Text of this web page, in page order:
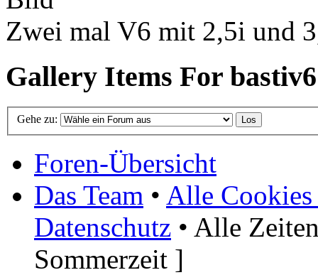
Zwei mal V6 mit 2,5i und
Gallery Items For
Gehe zu:
Foren-Übersicht
Das Team • Alle Cookies
Datenschutz • Alle
Sommerzeit ]